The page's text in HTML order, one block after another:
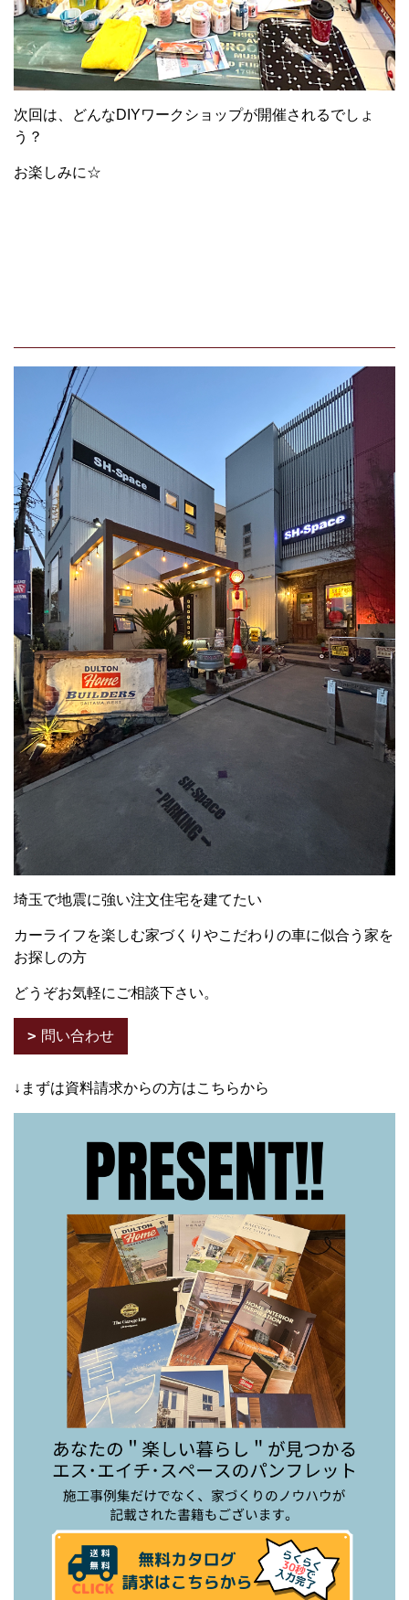
次回は、どんなDIYワークショップが開催されるでしょ
う？
お楽しみに☆
埼玉で地震に強い注文住宅を建てたい
カーライフを楽しむ家づくりやこだわりの車に似合う家を
お探しの方
どうぞお気軽にご相談下さい。
問い合わせ
↓まずは資料請求からの方はこちらから